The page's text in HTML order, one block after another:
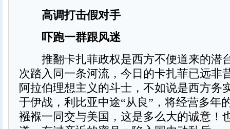
高调打击假对手
吓跑一群跟风迷
推翻卡扎菲政权是西方不便道来的潜
次踏入同一条河流，今日的卡扎菲已远非
阿拉伯理想主义的斗士，不如说是西方务
于伊战，利比亚中途“从良”，将经营多年
襁褓一同交与美国，这是多么大的诚意！